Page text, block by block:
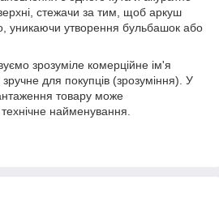
стежачи за тим, щоб аркуш
уникаючи утворення бульбашок або
зрозуміле комерційне ім'я
для покупців (зрозуміння). У
товару може
найменування.